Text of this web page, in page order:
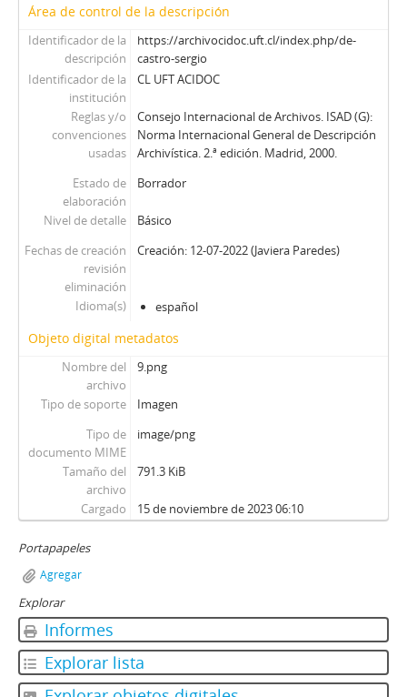
86 - Fresno, Juan Francisco; Zabala, José.
87 - Fresno, Juan Francisco
88 - Silva Solar, Julio
89 - Thayer, William
90 - Martínez Busch, Jorge
91 - Krauss, Enrique
92 - Frei B., Arturo
94 - Boeninger, Edgardo
95 - Viera Gallo, Josè Antonio
97 - Bitar, Sergio
98 - Chonchol, Jacques
99 - Molina Silva, Sergio
100 - Ossa Pretot, Sergio
101 - Mena, Odlanier
102 - Silva Cimma, Enrique
103 - Mena, Odlanier
104 - Ossa Pretot, Sergio
105 - Mena, Odlanier
106 - Videla, Ernesto
107 - Mena, Odlanier
108 - Juan Guzmán Tapia (I)
109 - Juan Guzmán Tapia (II)
Área de control de la descripción
Identificador de la
descripción
https://archivocidoc.uft.cl/index.php/de-
castro-sergio
Identificador de la
institución
CL UFT ACIDOC
Reglas y/o
convenciones
usadas
Consejo Internacional de Archivos. ISAD (G):
Norma Internacional General de Descripción
Archivística. 2.ª edición. Madrid, 2000.
Estado de
elaboración
Borrador
Nivel de detalle
Básico
Fechas de creación
revisión
eliminación
Creación: 12-07-2022 (Javiera Paredes)
Idioma(s) español
Objeto digital metadatos
Nombre del
archivo
9.png
Tipo de soporte
Imagen
Tipo de
documento MIME
image/png
Tamaño del
archivo
791.3 KiB
Cargado 15 de noviembre de 2023 06:10
Portapapeles
Agregar
Explorar
Informes
Explorar lista